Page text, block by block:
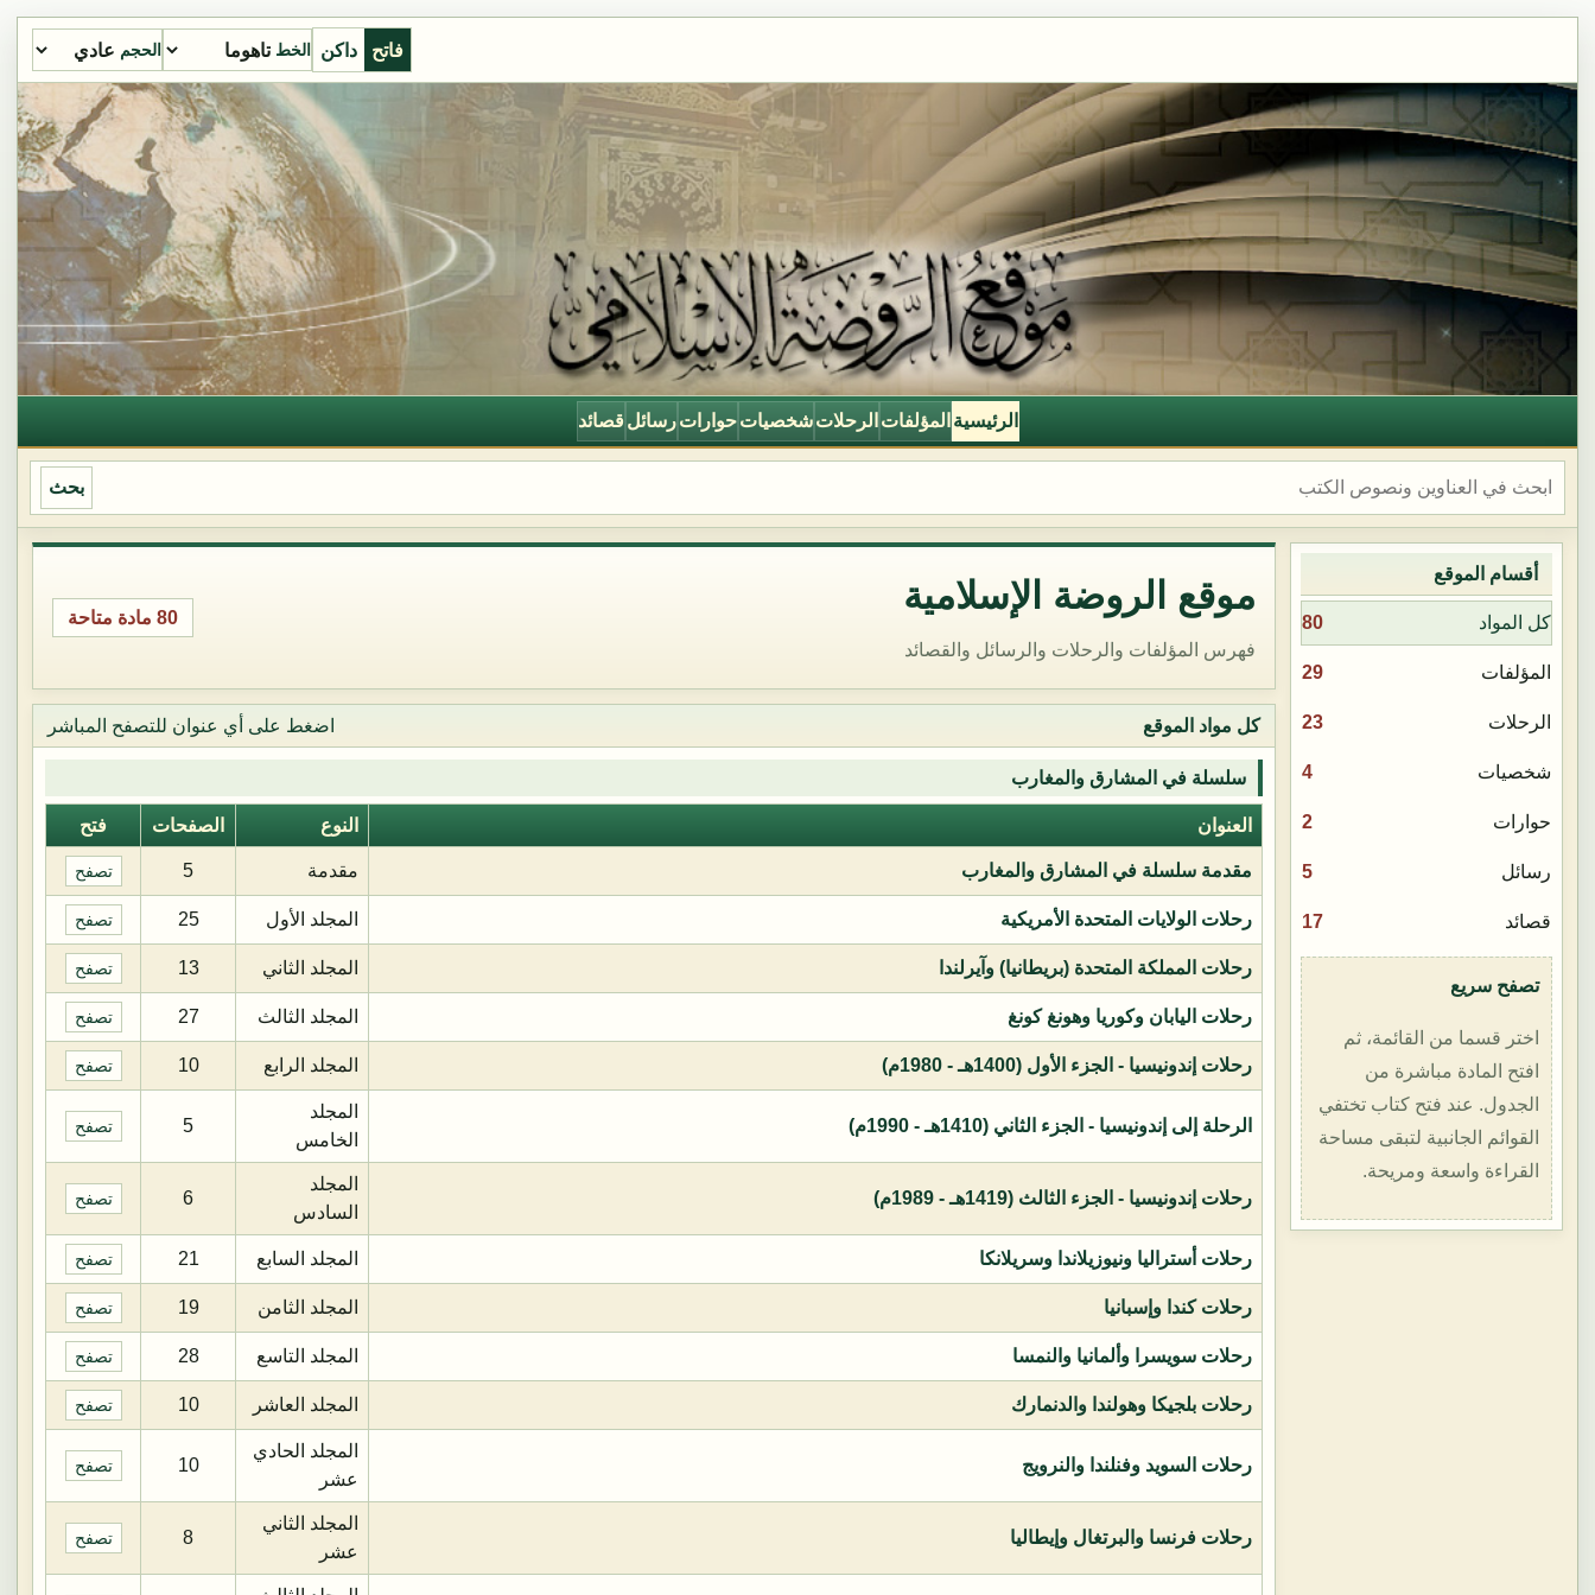
فاتح داكن الخط الحجم
الرئيسية المؤلفات الرحلات شخصيات حوارات رسائل قصائد
بحث
أقسام الموقع
كل المواد 80
المؤلفات 29
الرحلات 23
شخصيات 4
حوارات 2
رسائل 5
قصائد 17
تصفح سريع
اختر قسما من القائمة، ثم
افتح المادة مباشرة من
الجدول. عند فتح كتاب تختفي
القوائم الجانبية لتبقى مساحة
القراءة واسعة ومريحة.
موقع الروضة الإسلامية
فهرس المؤلفات والرحلات والرسائل والقصائد
80 مادة متاحة
كل مواد الموقع اضغط على أي عنوان للتصفح المباشر
سلسلة في المشارق والمغارب
العنوان النوع الصفحات فتح
مقدمة سلسلة في المشارق والمغارب مقدمة 5 تصفح
رحلات الولايات المتحدة الأمريكية المجلد الأول 25 تصفح
رحلات المملكة المتحدة (بريطانيا) وآيرلندا المجلد الثاني 13 تصفح
رحلات اليابان وكوريا وهونغ كونغ المجلد الثالث 27 تصفح
رحلات إندونيسيا - الجزء الأول (1400هـ - 1980م) المجلد الرابع 10 تصفح
الرحلة إلى إندونيسيا - الجزء الثاني (1410هـ - 1990م)
المجلد
الخامس
5 تصفح
رحلات إندونيسيا - الجزء الثالث (1419هـ - 1989م)
المجلد
السادس
6 تصفح
رحلات أستراليا ونيوزيلاندا وسريلانكا المجلد السابع 21 تصفح
رحلات كندا وإسبانيا المجلد الثامن 19 تصفح
رحلات سويسرا وألمانيا والنمسا المجلد التاسع 28 تصفح
رحلات بلجيكا وهولندا والدنمارك المجلد العاشر 10 تصفح
رحلات السويد وفنلندا والنرويج
المجلد الحادي
عشر
10 تصفح
رحلات فرنسا والبرتغال وإيطاليا
المجلد الثاني
عشر
8 تصفح